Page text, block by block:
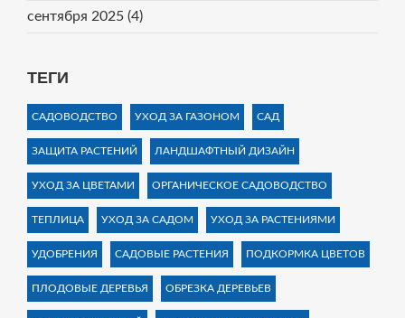
сентября 2025 (4)
ТЕГИ
САДОВОДСТВО УХОД ЗА ГАЗОНОМ САД
ЗАЩИТА РАСТЕНИЙ ЛАНДШАФТНЫЙ ДИЗАЙН
УХОД ЗА ЦВЕТАМИ ОРГАНИЧЕСКОЕ САДОВОДСТВО
ТЕПЛИЦА УХОД ЗА САДОМ УХОД ЗА РАСТЕНИЯМИ
УДОБРЕНИЯ САДОВЫЕ РАСТЕНИЯ ПОДКОРМКА ЦВЕТОВ
ПЛОДОВЫЕ ДЕРЕВЬЯ ОБРЕЗКА ДЕРЕВЬЕВ